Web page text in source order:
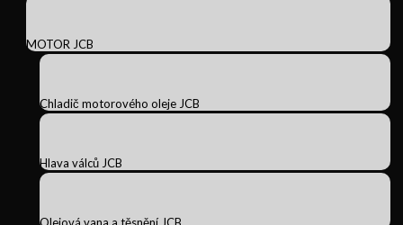
MOTOR JCB
Chladič motorového oleje JCB
Hlava válců JCB